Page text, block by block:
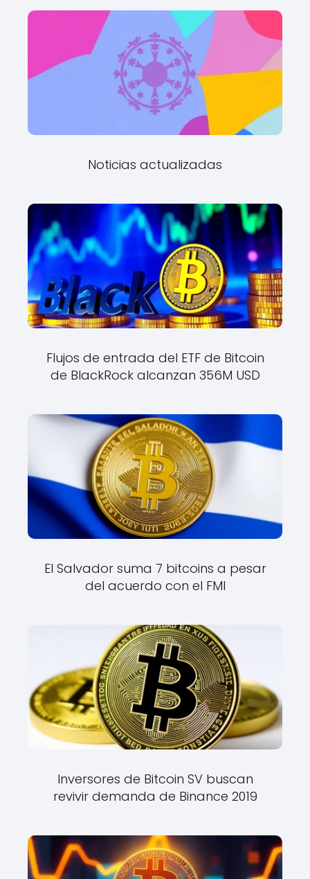
Noticias actualizadas
Flujos de entrada del ETF de Bitcoin
de BlackRock alcanzan 356M USD
El Salvador suma 7 bitcoins a pesar
del acuerdo con el FMI
Inversores de Bitcoin SV buscan
revivir demanda de Binance 2019